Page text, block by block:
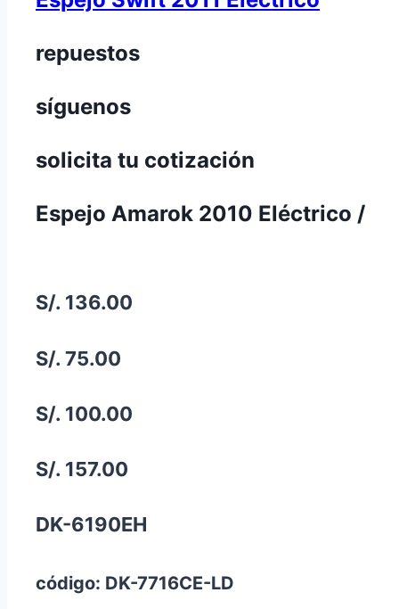
repuestos
síguenos
solicita tu cotización
Espejo Amarok 2010 Eléctrico /
S/. 136.00
S/. 75.00
S/. 100.00
S/. 157.00
DK-6190EH
código: DK-7716CE-LD